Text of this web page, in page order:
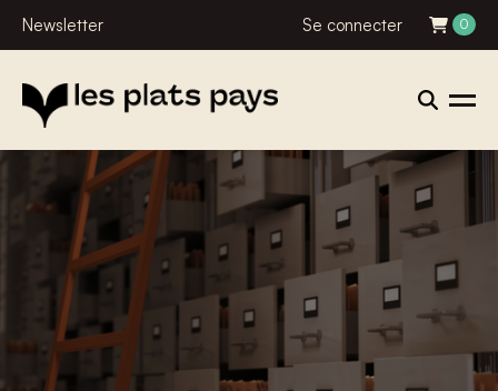
Newsletter Se connecter 0